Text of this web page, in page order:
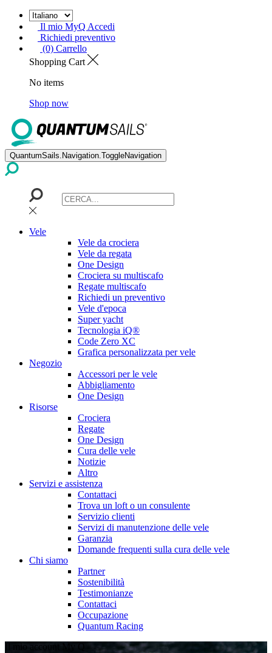
Il mio MyQ Accedi
Richiedi preventivo
(0) Carrello
Shopping Cart
No items
Shop now
QuantumSails.Navigation.ToggleNavigation
Vele
Vele da crociera
Vele da regata
One Design
Crociera su multiscafo
Regate multiscafo
Richiedi un preventivo
Vele d'epoca
Super yacht
Tecnologia iQ®
Code Zero XC
Grafica personalizzata per vele
Negozio
Accessori per le vele
Abbigliamento
One Design
Risorse
Crociera
Regate
One Design
Cura delle vele
Notizie
Altro
Servizi e assistenza
Contattaci
Trova un loft o un consulente
Servizio clienti
Servizi di manutenzione delle vele
Garanzia
Domande frequenti sulla cura delle vele
Chi siamo
Partner
Sostenibilità
Testimonianze
Contattaci
Occupazione
Quantum Racing
Il mio account My Q